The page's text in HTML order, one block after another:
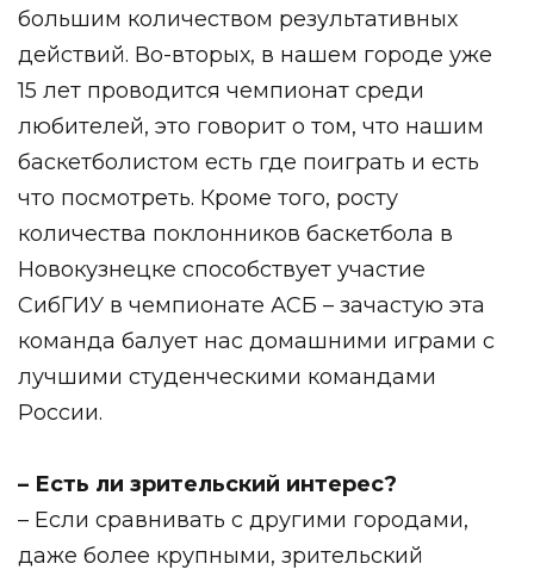
большим количеством результативных
действий. Во-вторых, в нашем городе уже
15 лет проводится чемпионат среди
любителей, это говорит о том, что нашим
баскетболистом есть где поиграть и есть
что посмотреть. Кроме того, росту
количества поклонников баскетбола в
Новокузнецке способствует участие
СибГИУ в чемпионате АСБ – зачастую эта
команда балует нас домашними играми с
лучшими студенческими командами
России.
– Есть ли зрительский интерес?
– Если сравнивать с другими городами,
даже более крупными, зрительский